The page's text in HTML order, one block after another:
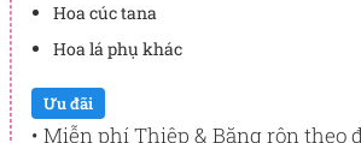
Hoa cúc tana
Hoa lá phụ khác
Ưu đãi
• Miễn phí Thiệp & Băng rôn theo